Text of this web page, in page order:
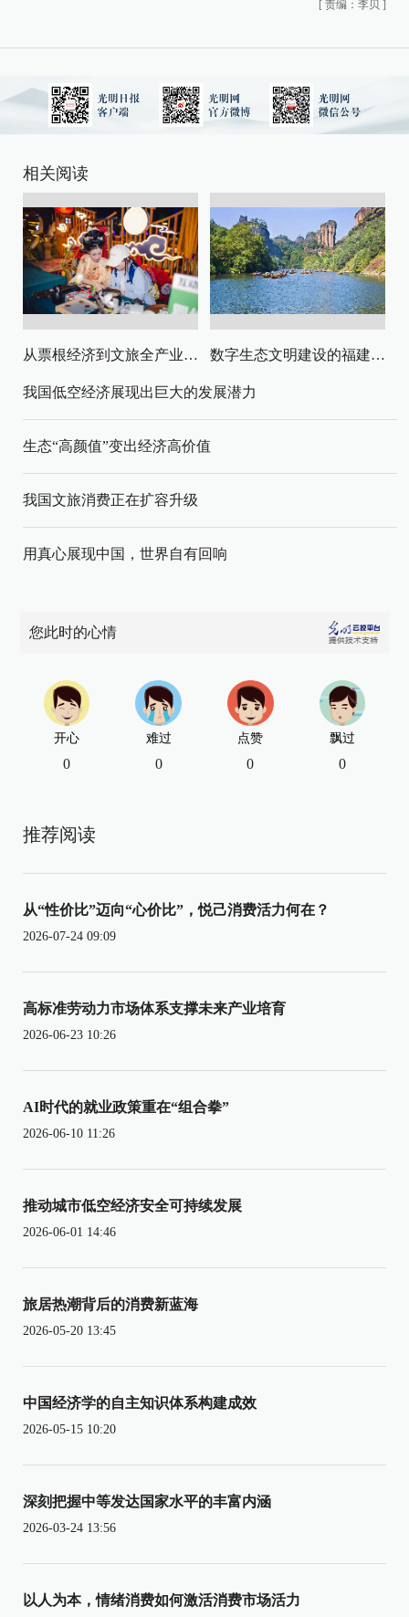
[ 责编：李贝 ]
相关阅读
从票根经济到文旅全产业链升级 数字生态文明建设的福建路径与启示
我国低空经济展现出巨大的发展潜力
生态“高颜值”变出经济高价值
我国文旅消费正在扩容升级
用真心展现中国，世界自有回响
您此时的心情
开心
0
难过
0
点赞
0
飘过
0
推荐阅读
从“性价比”迈向“心价比”，悦己消费活力何在？
2026-07-24 09:09
高标准劳动力市场体系支撑未来产业培育
2026-06-23 10:26
AI时代的就业政策重在“组合拳”
2026-06-10 11:26
推动城市低空经济安全可持续发展
2026-06-01 14:46
旅居热潮背后的消费新蓝海
2026-05-20 13:45
中国经济学的自主知识体系构建成效
2026-05-15 10:20
深刻把握中等发达国家水平的丰富内涵
2026-03-24 13:56
以人为本，情绪消费如何激活消费市场活力